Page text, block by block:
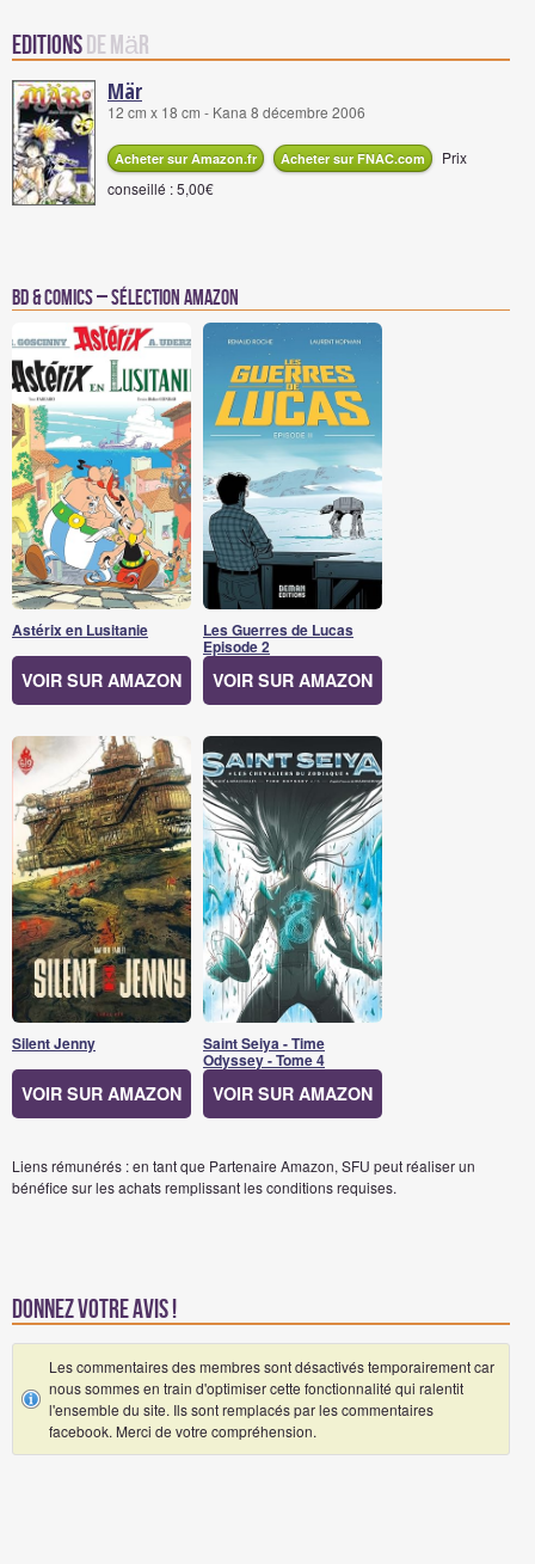
Editionsde Mär
Mär
12 cm x 18 cm - Kana 8 décembre 2006
Acheter sur Amazon.fr Acheter sur FNAC.com
Prix
conseillé : 5,00€
BD & Comics – Sélection Amazon
Astérix en Lusitanie
VOIR SUR AMAZON
Les Guerres de Lucas
Episode 2
VOIR SUR AMAZON
Silent Jenny
VOIR SUR AMAZON
Saint Seiya - Time
Odyssey - Tome 4
VOIR SUR AMAZON
Liens rémunérés : en tant que Partenaire Amazon, SFU peut réaliser un
bénéfice sur les achats remplissant les conditions requises.
Donnez votre avis !
Les commentaires des membres sont désactivés temporairement car
nous sommes en train d'optimiser cette fonctionnalité qui ralentit
l'ensemble du site. Ils sont remplacés par les commentaires
facebook. Merci de votre compréhension.